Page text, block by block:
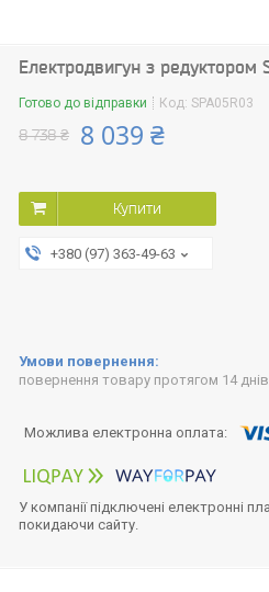
Електродвигун з редуктором
Готово до відправки Код: SPA05R03
8 738 ₴ 8 039 ₴
Купити
+380 (97) 363-49-63
повернення товару протягом 14 днів
У компанії підключені електронні
покидаючи сайту.